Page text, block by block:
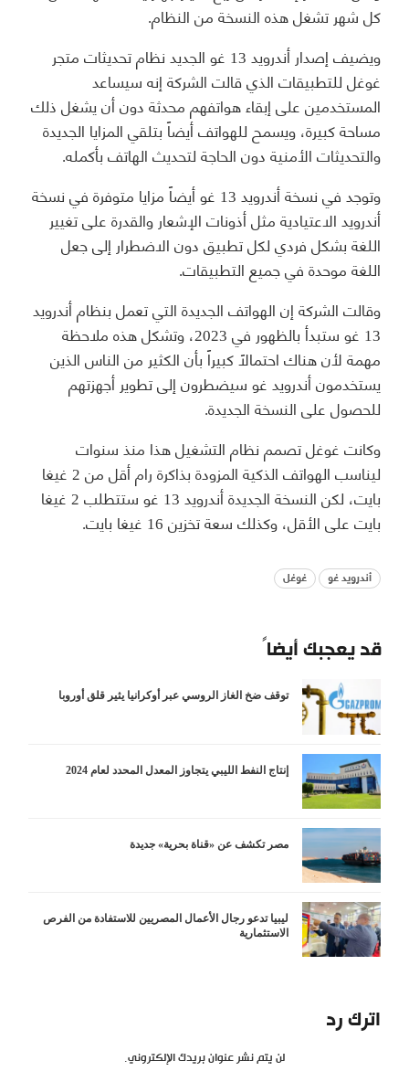
كل شهر تشغل هذه النسخة من النظام.
ويضيف إصدار أندرويد 13 غو الجديد نظام تحديثات متجر
غوغل للتطبيقات الذي قالت الشركة إنه سيساعد
المستخدمين على إبقاء هواتفهم محدثة دون أن يشغل ذلك
مساحة كبيرة، ويسمح للهواتف أيضاً بتلقي المزايا الجديدة
والتحديثات الأمنية دون الحاجة لتحديث الهاتف بأكمله.
وتوجد في نسخة أندرويد 13 غو أيضاً مزايا متوفرة في نسخة
أندرويد الاعتيادية مثل أذونات الإشعار والقدرة على تغيير
اللغة بشكل فردي لكل تطبيق دون الاضطرار إلى جعل
اللغة موحدة في جميع التطبيقات.
وقالت الشركة إن الهواتف الجديدة التي تعمل بنظام أندرويد
13 غو ستبدأ بالظهور في 2023، وتشكل هذه ملاحظة
مهمة لأن هناك احتمالاً كبيراً بأن الكثير من الناس الذين
يستخدمون أندرويد غو سيضطرون إلى تطوير أجهزتهم
للحصول على النسخة الجديدة.
وكانت غوغل تصمم نظام التشغيل هذا منذ سنوات
ليناسب الهواتف الذكية المزودة بذاكرة رام أقل من 2 غيغا
بايت، لكن النسخة الجديدة أندرويد 13 غو ستتطلب 2 غيغا
بايت على الأقل، وكذلك سعة تخزين 16 غيغا بايت.
أندرويد غو غوغل
قد يعجبك أيضاً
توقف ضخ الغاز الروسي عبر أوكرانيا يثير قلق أوروبا
إنتاج النفط الليبي يتجاوز المعدل المحدد لعام 2024
مصر تكشف عن «قناة بحرية» جديدة
ليبيا تدعو رجال الأعمال المصريين للاستفادة من الفرص
الاستثمارية
اترك رد
لن يتم نشر عنوان بريدك الإلكتروني.